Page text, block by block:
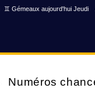
♊ Gémeaux aujourd'hui Jeudi
Numéros